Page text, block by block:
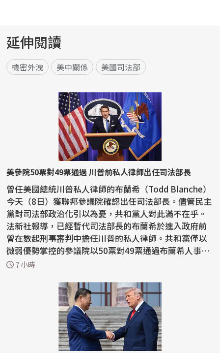
延伸閱讀
機密外洩 美中關係 美國司法部
美參院50票對49票通過 川普前私人律師出任司法部長
曾任美國總統川普私人律師的布蘭希（Todd Blanche）
今天（8日）獲聯邦參議院確認出任司法部長。儘管民主
黨對司法部政治化引以為憂，共和黨人對此滿不在乎。
法新社報導，已經暫代司法部長的布蘭希於進入政府前
曾在數起刑事審判中擔任川普的私人律師。共和黨僅以
微弱優勢掌控的參議院以50票對49票通過布蘭希人事
案。 ...
7 小時